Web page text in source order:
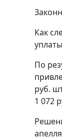
Как
По
руб.
1 072